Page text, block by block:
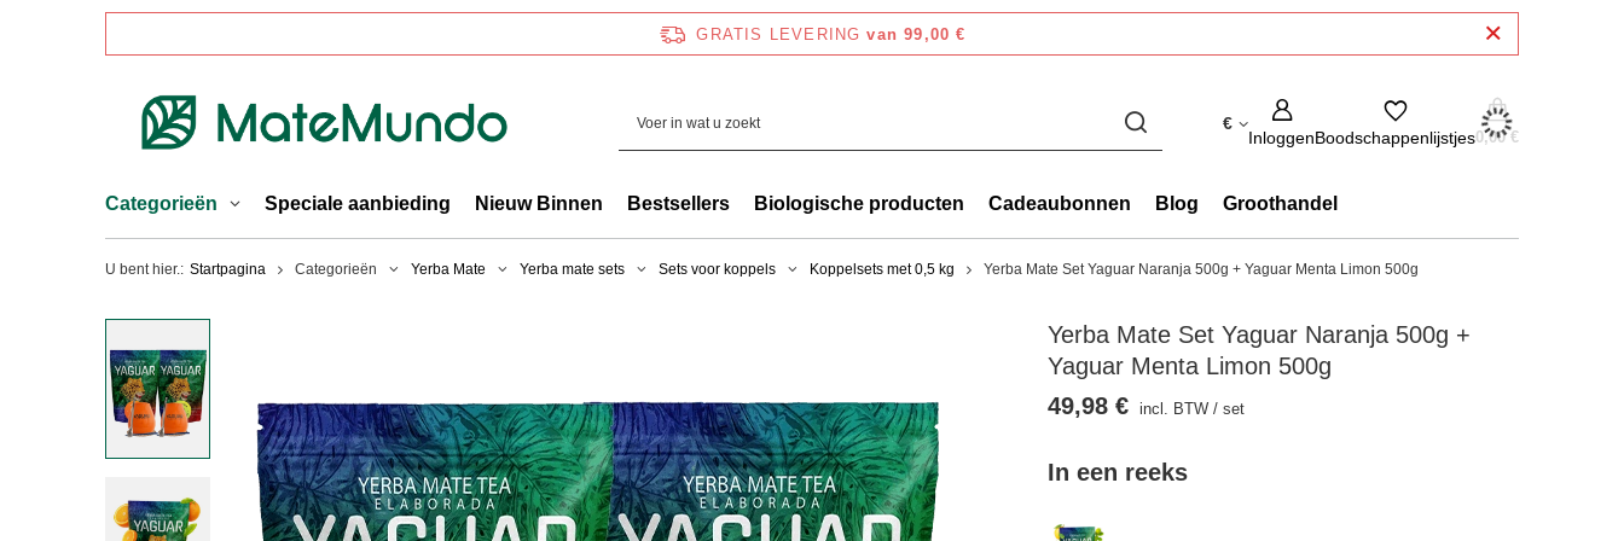
GRATIS LEVERING van 99,00 €
€
InloggenBoodschappenlijstjes0,00 €
Categorieën Speciale aanbieding Nieuw Binnen Bestsellers Biologische producten Cadeaubonnen Blog Groothandel
U bent hier.: Startpagina Categorieën Yerba Mate Yerba mate sets Sets voor koppels Koppelsets met 0,5 kg Yerba Mate Set Yaguar Naranja 500g + Yaguar Menta Limon 500g
Yerba Mate Set Yaguar Naranja 500g +
Yaguar Menta Limon 500g
In een reeks
49,98 € incl. BTW /set